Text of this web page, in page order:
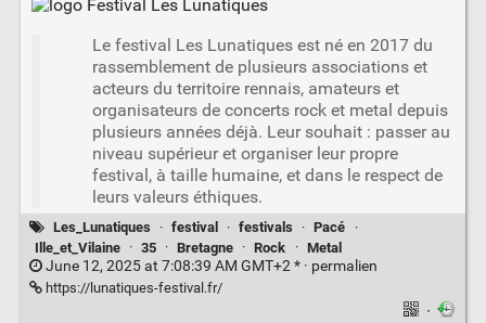
Le festival Les Lunatiques est né en 2017 du
rassemblement de plusieurs associations et
acteurs du territoire rennais, amateurs et
organisateurs de concerts rock et metal depuis
plusieurs années déjà. Leur souhait : passer au
niveau supérieur et organiser leur propre
festival, à taille humaine, et dans le respect de
leurs valeurs éthiques.
Les_Lunatiques · festival · festivals · Pacé
·
Ille_et_Vilaine
· 35 · Bretagne · Rock · Metal
June 12, 2025 at 7:08:39 AM GMT+2 * · permalien
https://lunatiques-festival.fr/
·